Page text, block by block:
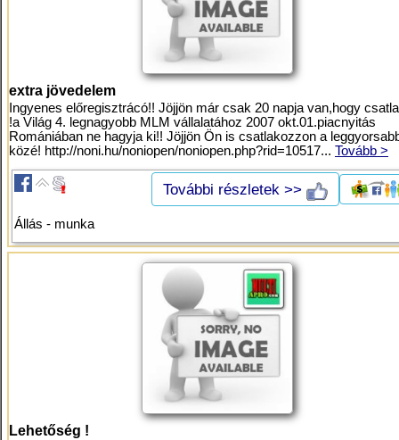
extra jövedelem
Ingyenes előregisztrácó!! Jöjjön már csak 20 napja van,hogy
!a Világ 4. legnagyobb MLM vállalatához 2007 okt.01.piacnyitás
Romániában ne hagyja ki!! Jöjjön Ön is csatlakozzon a
közé! http://noni.hu/noniopen/noniopen.php?rid=10517... Tovább >
További részletek >>
Állás - munka
Lehetőség !